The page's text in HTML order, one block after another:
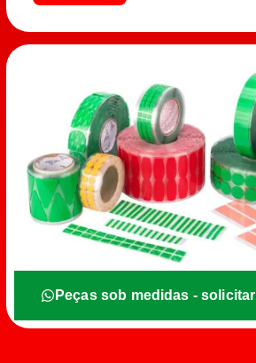
Peças sob medidas - solicitar